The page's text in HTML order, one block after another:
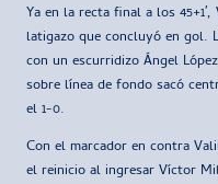
Ya en la recta final a los
latigazo que concluyó en gol.
con un escurridizo Ángel
sobre línea de fondo sacó
el 1-0.
Con el marcador en contra
el reinicio al ingresar Víctor